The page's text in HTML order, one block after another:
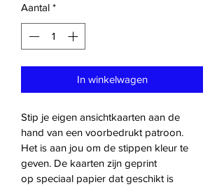
Aantal *
In winkelwagen
Stip je eigen ansichtkaarten aan de
hand van een voorbedrukt patroon.
Het is aan jou om de stippen kleur te
geven. De kaarten zijn geprint
op speciaal papier dat geschikt is